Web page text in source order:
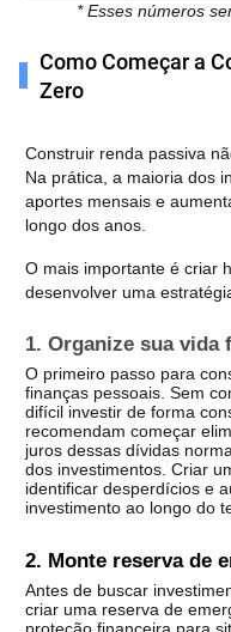
* Esses números
Como Começar a
Zero
Construir renda passiva
Na prática, a maioria dos
aportes mensais e
longo dos anos.
O mais importante é criar
desenvolver uma
1. Organize sua vida
O primeiro passo para
finanças pessoais. Sem
difícil investir de forma
recomendam começar
juros dessas dívidas
dos investimentos. Criar
identificar desperdícios e
investimento ao longo do
2. Monte reserva de
Antes de buscar
criar uma reserva de